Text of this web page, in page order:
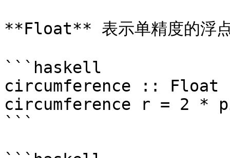
**Float** 表示单精度的浮
```haskell
circumference ::
circumference r = 2 *
```